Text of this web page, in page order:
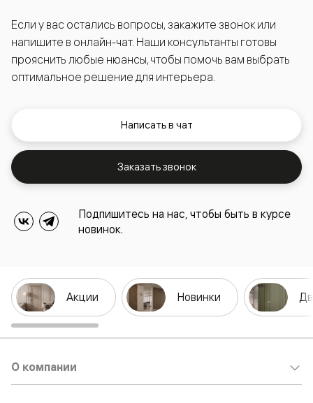
Если у вас остались вопросы, закажите звонок или
напишите в онлайн-чат. Наши консультанты готовы
прояснить любые нюансы, чтобы помочь вам выбрать
оптимальное решение для интерьера.
Написать в чат
Заказать звонок
Подпишитесь на нас, чтобы быть в курсе
новинок.
Акции Новинки
О компании